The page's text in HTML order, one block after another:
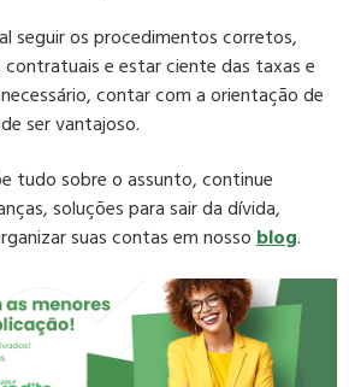
seguir os procedimentos corretos,
e estar ciente das taxas e
contar com a orientação de
ser vantajoso.
tudo sobre o assunto, continue
soluções para sair da dívida,
suas contas em nossoblog.